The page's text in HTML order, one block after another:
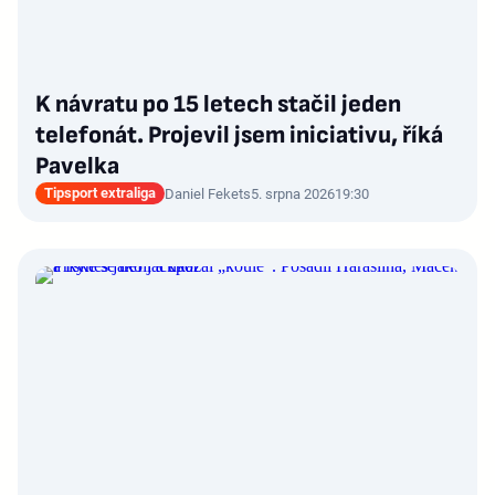
K návratu po 15 letech stačil jeden
telefonát. Projevil jsem iniciativu, říká
Pavelka
Tipsport extraliga Daniel Fekets5. srpna 202619:30